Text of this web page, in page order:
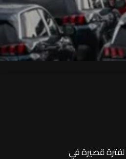
لفترة قصيرة في